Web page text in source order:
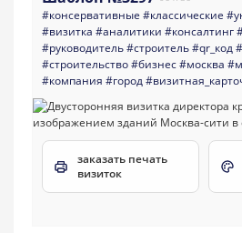
#консервативные #классические
#визитка #аналитики #консалтинг
#руководитель#строитель#qr_код
#строительство#бизнес#москва
#компания #город
заказать печать
визиток